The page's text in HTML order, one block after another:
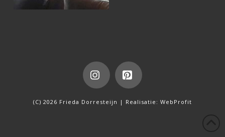
InstagramPinterest
(C) 2026 Frieda Dorresteijn | Realisatie: WebProfit